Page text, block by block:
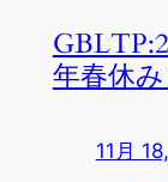
年春休
11月